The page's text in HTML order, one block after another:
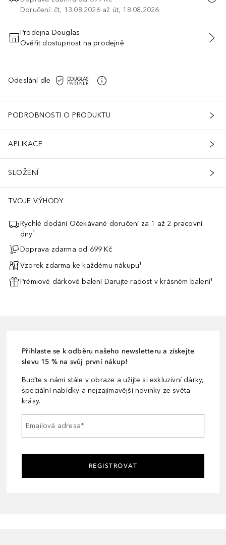
Doručení: čt, 13.08.2026 až út, 18.08.2026
PŘIDAT DO KOŠÍKU
Prodejna Douglas
Ověřit dostupnost na prodejně
Odeslání dle
PODROBNOSTI O PRODUKTU
APLIKACE
SLOŽENÍ
TVOJE VÝHODY
Rychlé dodání Očekávané doručení za 1 až 2 pracovní
dny¹
Doprava zdarma od 699 Kč
Vzorek zdarma ke každému nákupu¹
Prémiové dárkové balení Darujte radost v krásném balení¹
Přihlaste se k odběru našeho newsletteru a získejte
slevu 15 % na svůj první nákup!
Buďte s námi stále v obraze a užijte si exkluzivní dárky,
speciální nabídky a nejzajímavější novinky ze světa
krásy.
Emailová adresa*
REGISTROVAT